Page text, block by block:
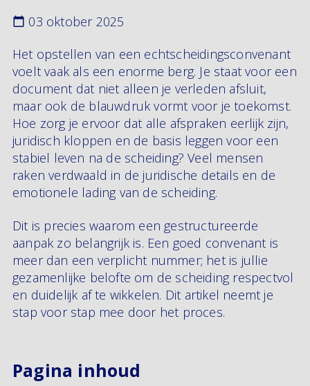
03 oktober 2025
Het opstellen van een echtscheidingsconvenant
voelt vaak als een enorme berg. Je staat voor een
document dat niet alleen je verleden afsluit,
maar ook de blauwdruk vormt voor je toekomst.
Hoe zorg je ervoor dat alle afspraken eerlijk zijn,
juridisch kloppen en de basis leggen voor een
stabiel leven na de scheiding? Veel mensen
raken verdwaald in de juridische details en de
emotionele lading van de scheiding.
Dit is precies waarom een gestructureerde
aanpak zo belangrijk is. Een goed convenant is
meer dan een verplicht nummer; het is jullie
gezamenlijke belofte om de scheiding respectvol
en duidelijk af te wikkelen. Dit artikel neemt je
stap voor stap mee door het proces.
Pagina inhoud